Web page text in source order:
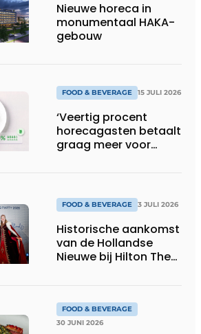
Nieuwe horeca in
monumentaal HAKA-
gebouw
FOOD & BEVERAGE 15 JULI 2026
‘Veertig procent
horecagasten betaalt
graag meer voor
FOOD & BEVERAGE 3 JULI 2026
Historische aankomst
van de Hollandse
Nieuwe bij Hilton The
FOOD & BEVERAGE
30 JUNI 2026